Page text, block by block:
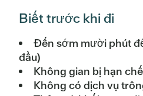
Biết trước khi đi
Đến sớm mười phút
đầu)
Không gian bị hạn chế
Không có dịch vụ